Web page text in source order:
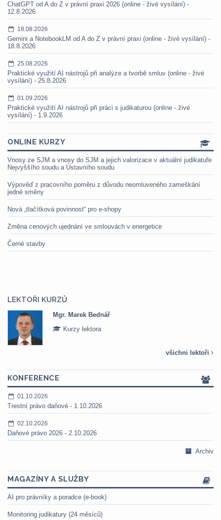
ChatGPT od A do Z v právní praxi 2026 (online - živé vysílání) -
12.8.2026
18.08.2026
Gemini a NotebookLM od A do Z v právní praxi (online - živé vysílání) -
18.8.2026
25.08.2026
Praktické využití AI nástrojů při analýze a tvorbě smluv (online - živé
vysílání) - 25.8.2026
01.09.2026
Praktické využití AI nástrojů při práci s judikaturou (online - živé
vysílání) - 1.9.2026
ONLINE KURZY
Vnosy ze SJM a vnosy do SJM a jejich valorizace v aktuální judikatuře
Nejvyššího soudu a Ústavního soudu
Výpověď z pracovního poměru z důvodu neomluveného zameškání
jedné směny
Nová „tlačítková povinnost“ pro e-shopy
Změna cenových ujednání ve smlouvách v energetice
Černé stavby
LEKTOŘI KURZŮ
Mgr. Marek Bednář
Kurzy lektora
všichni lektoři
KONFERENCE
01.10.2026
Trestní právo daňové - 1.10.2026
02.10.2026
Daňové právo 2026 - 2.10.2026
Archiv
MAGAZÍNY A SLUŽBY
AI pro právníky a poradce (e-book)
Monitoring judikatury (24 měsíců)